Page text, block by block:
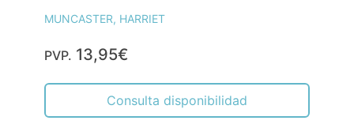
MUNCASTER, HARRIET
PVP. 13,95€
Consulta disponibilidad